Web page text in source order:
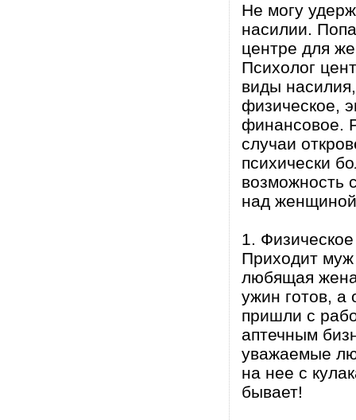
Не могу
насилии.
центре для
Психолог
виды
физическое,
финансовое.
случаи
психически
возможность
над
1.
Приходит муж
любящая жена
ужин готов, а
пришли с
аптечным
уважаемые
на нее с
бывает!